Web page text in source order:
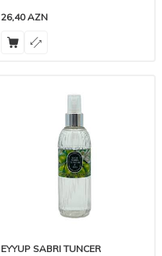
26,40AZN
EYYUP SABRI TUNCER